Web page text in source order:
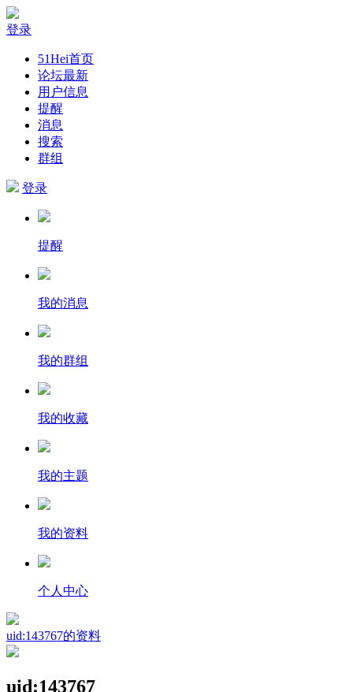
登录
51Hei首页
论坛最新
用户信息
提醒
消息
搜索
群组
登录
提醒
我的消息
我的群组
我的收藏
我的主题
我的资料
个人中心
uid:143767的资料
uid:143767